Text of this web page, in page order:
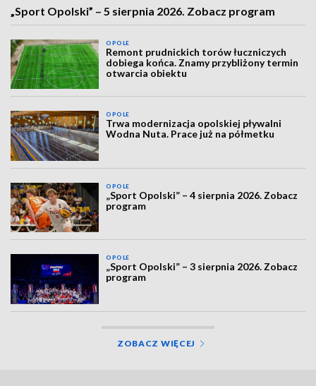
„Sport Opolski” – 5 sierpnia 2026. Zobacz program
OPOLE
Remont prudnickich torów łuczniczych
dobiega końca. Znamy przybliżony termin
otwarcia obiektu
OPOLE
Trwa modernizacja opolskiej pływalni
Wodna Nuta. Prace już na półmetku
OPOLE
„Sport Opolski” – 4 sierpnia 2026. Zobacz
program
OPOLE
„Sport Opolski” – 3 sierpnia 2026. Zobacz
program
ZOBACZ WIĘCEJ